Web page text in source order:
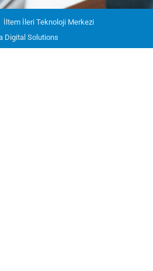
İltem İleri Teknoloji Merkezi
Digital Solutions